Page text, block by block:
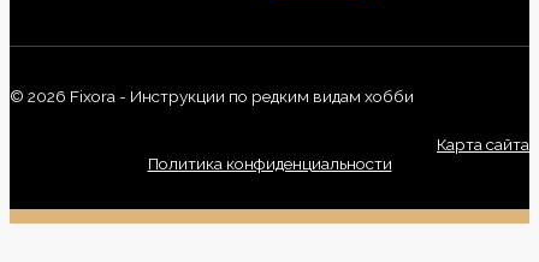
© 2026 Fixora - Инструкции по редким видам хобби
Карта сайта
Политика конфиденциальности